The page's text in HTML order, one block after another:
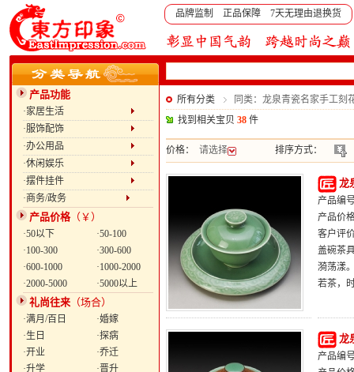
品牌监制 正品保障 7天无理由退换货
产品功能
·家居生活
·服饰配饰
·办公用品
·休闲娱乐
·摆件挂件
·商务/政务
产品价格（￥）
·50以下
·50-100
·100-300
·300-600
·600-1000
·1000-2000
·2000-5000
·5000以上
礼尚往来 （场合）
·满月/百日
·婚嫁
·生日
·探病
·开业
·乔迁
·升学
·晋升
所有分类
同类：龙泉青瓷名家手工刻
找到相关宝贝 38 件
价格： 请选择 排序方式：
龙
产品编
产品价
客户评
盖碗茶
漪荡漾
若茶，
龙
产品编